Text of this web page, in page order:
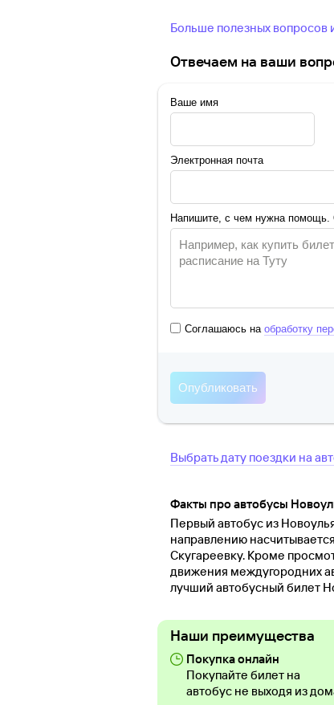
Больше полезных вопросов
Отвечаем на ваши
Ваше имя
Электронная почта
Напишите, с чем нужна помощь.
Соглашаюсь на обработку
Выбрать дату поездки на
Факты про автобусы
Первый автобус из
направлению
Скугареевку. Кроме
движения междугородних
лучший автобусный билет
Наши преимущества
Покупка онлайн
Покупайте билет на
автобус не выходя из